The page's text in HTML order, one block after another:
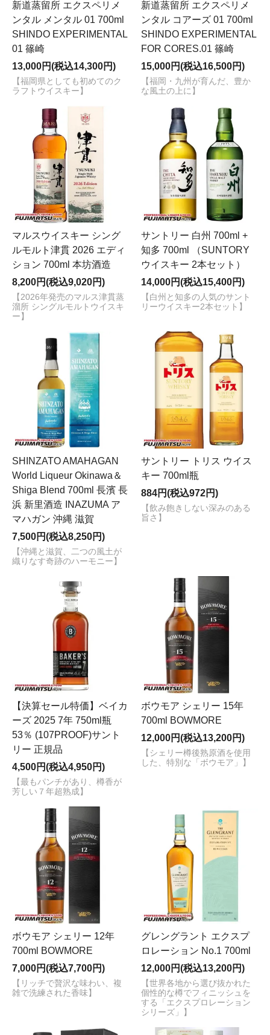
新道蒸留所 エクスペリメ
ンタル メンタル 01 700ml
SHINDO EXPERIMENTAL
01 篠崎
13,000円(税込14,300円)
【福岡県としても初めてのク
ラフトウイスキー】
新道蒸留所 エクスペリメ
ンタル コアーズ 01 700ml
SHINDO EXPERIMENTAL
FOR CORES.01 篠崎
15,000円(税込16,500円)
【福岡・九州が育んだ、豊か
な風土の上に】
マルスウイスキー シング
ルモルト津貫 2026 エディ
ション 700ml 本坊酒造
8,200円(税込9,020円)
【2026年発売のマルス津貫蒸
溜所 シングルモルトウイスキ
ー】
サントリー 白州 700ml +
知多 700ml （SUNTORY
ウイスキー 2本セット）
14,000円(税込15,400円)
【白州と知多の人気のサント
リーウイスキー2本セット】
SHINZATO AMAHAGAN
World Liqueur Okinawa＆
Shiga Blend 700ml 長濱 長
浜 新里酒造 INAZUMA ア
マハガン 沖縄 滋賀
7,500円(税込8,250円)
【沖縄と滋賀、二つの風土が
織りなす奇跡のハーモニー】
サントリー トリス ウイス
キー 700ml瓶
884円(税込972円)
【飲み飽きしない深みのある
旨さ】
【決算セール特価】ベイカ
ーズ 2025 7年 750ml瓶
53％ (107PROOF)サント
リー 正規品
4,500円(税込4,950円)
【最もパンチがあり、樽香が
芳しい７年超熟成】
ボウモア シェリー 15年
700ml BOWMORE
12,000円(税込13,200円)
【シェリー樽後熟原酒を使用
した、特別な「ボウモア」】
ボウモア シェリー 12年
700ml BOWMORE
7,000円(税込7,700円)
【リッチで贅沢な味わい、複
雑で洗練された香味】
グレングラント エクスプ
ロレーション No.1 700ml
12,000円(税込13,200円)
【世界各地から選び抜かれた
個性的な樽でフィニッシュを
する「エクスプロレーション
シリーズ」】